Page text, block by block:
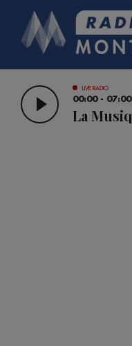
LIVE RADIO
00:00 - 07:00